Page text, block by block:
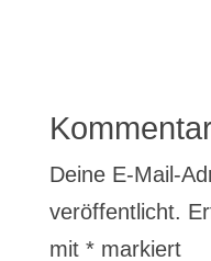
Deine E-Mail-
veröffentlicht.
mit *markiert